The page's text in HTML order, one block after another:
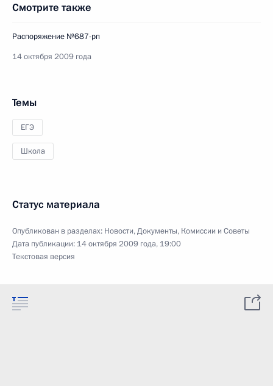
Смотрите также
Распоряжение №687-рп
14 октября 2009 года
Темы
ЕГЭ
Школа
Статус материала
Опубликован в разделах: Новости,Документы, Комиссии и Советы
Дата публикации: 14 октября 2009 года, 19:00
Текстовая версия